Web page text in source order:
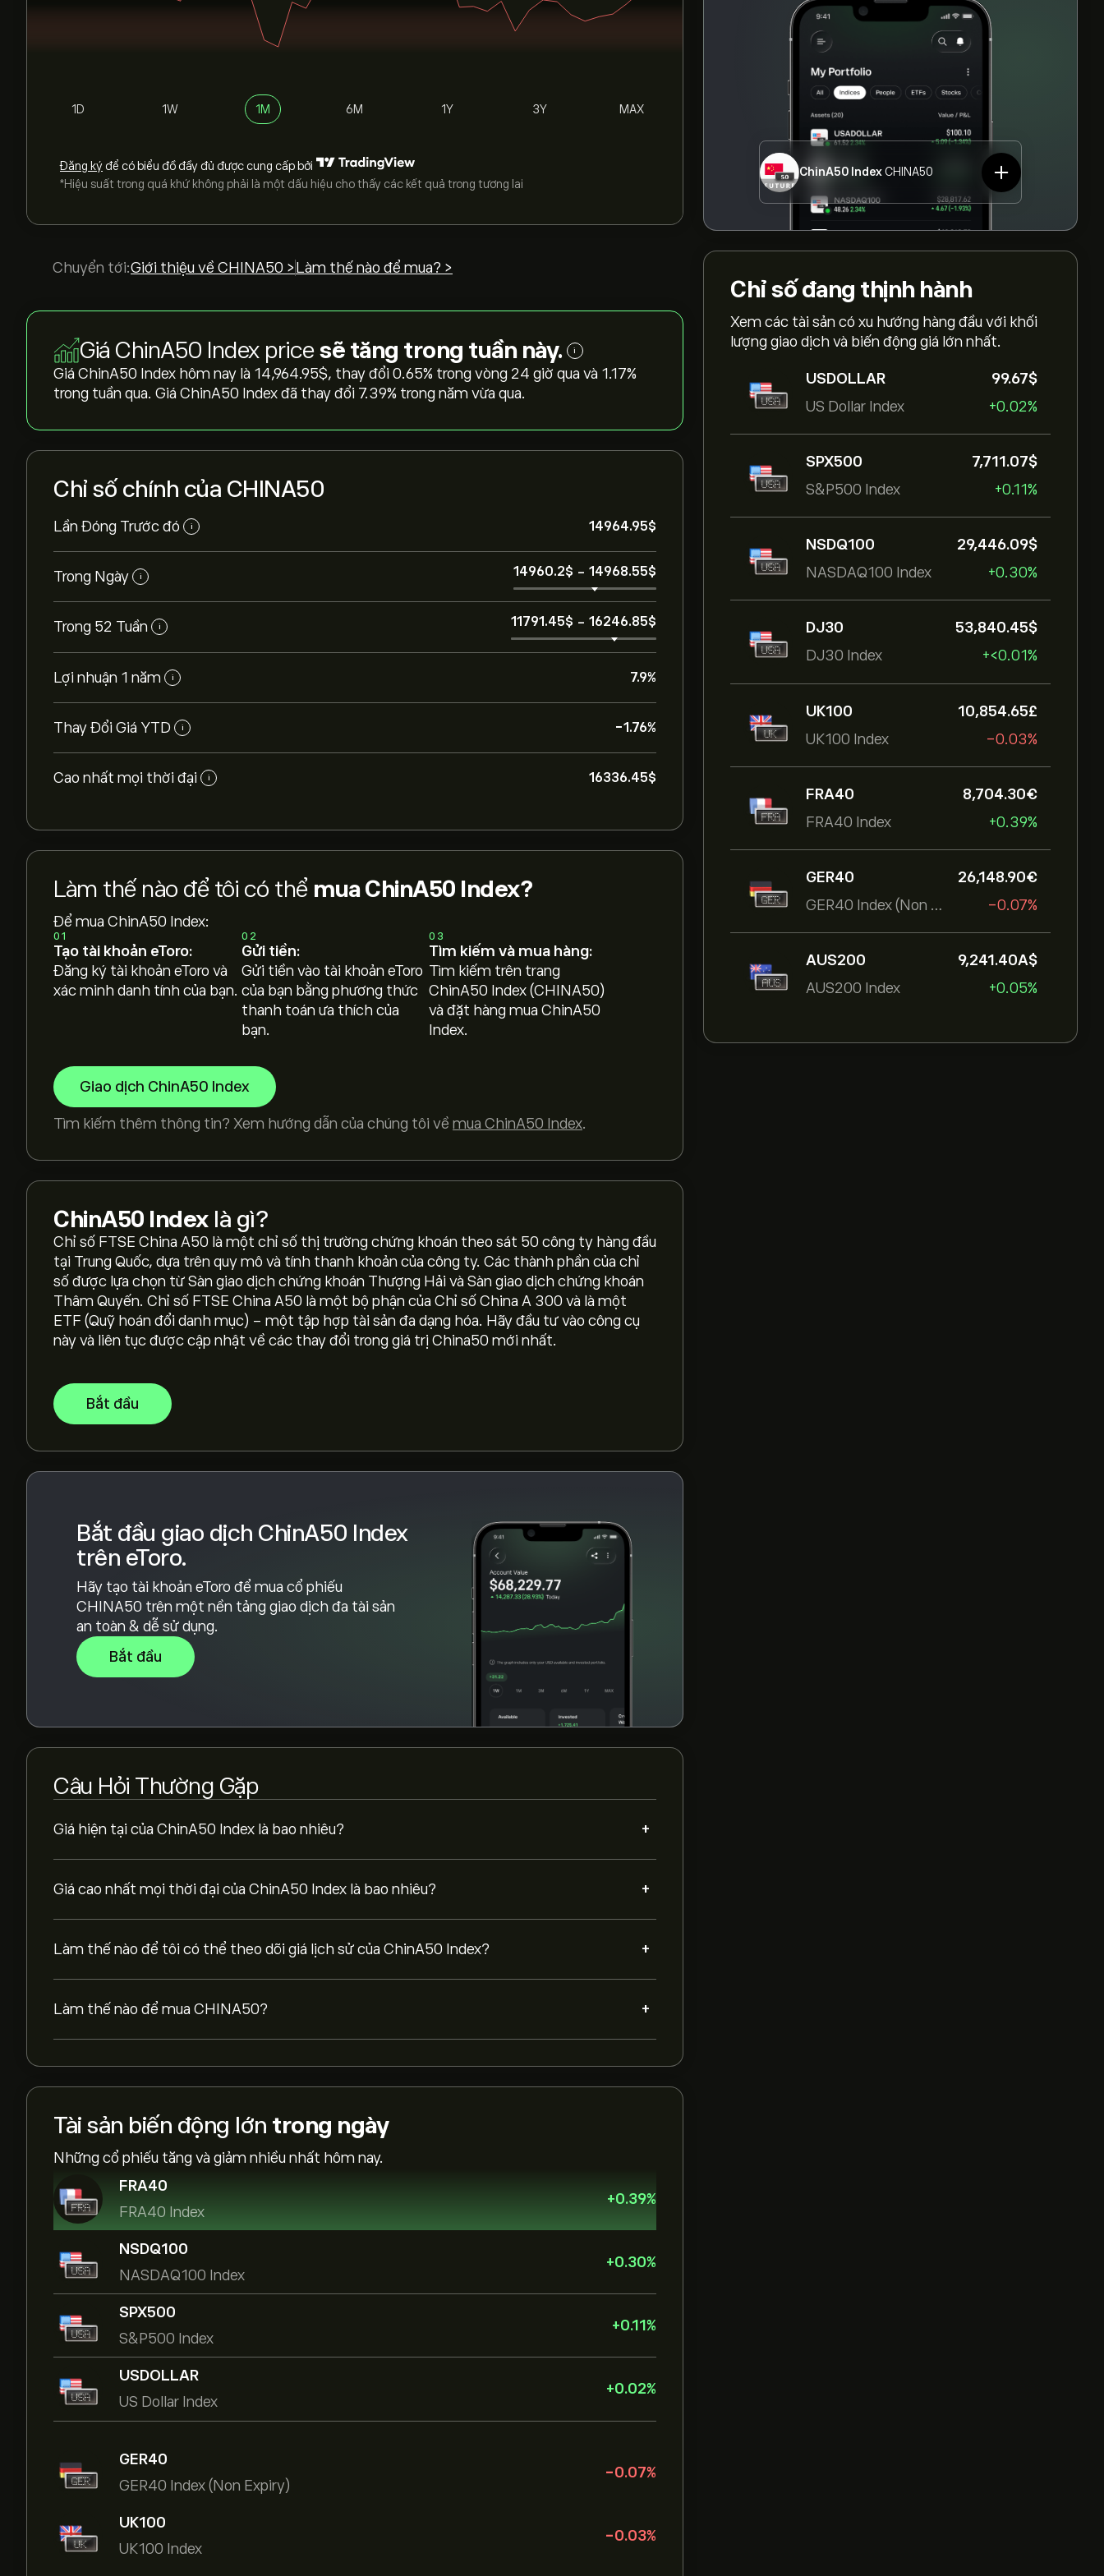
ChinA50 IndexCHINA50
Chỉ sốđang thịnh hành
Xem các tài sản có xu hướng hàng đầu với khối
lượng giao dịch và biến động giá lớn nhất.
USDOLLAR
US Dollar Index
99.67‎$‎
+0.02%
SPX500
S&P500 Index
7,711.07‎$‎
+0.11%
NSDQ100
NASDAQ100 Index
29,446.09‎$‎
+0.30%
DJ30
DJ30 Index
53,840.45‎$‎
+‎<‎0.01%
UK100
UK100 Index
10,854.65‎£‎
-0.03%
FRA40
FRA40 Index
8,704.30‎€‎
+0.39%
GER40
GER40 Index (Non Expiry)
26,148.90‎€‎
-0.07%
AUS200
AUS200 Index
9,241.40‎A$‎
+0.05%
1D 1W 1M 6M 1Y 3Y MAX
Đăng ký để có biểu đồ đầy đủ được cung cấp bởi
*Hiệu suất trong quá khứ không phải là một dấu hiệu cho thấy các kết quả trong tương lai
Chuyển tới:Giới thiệu về CHINA50 > Làm thế nào để mua? >
Giá ChinA50 Index pricesẽ tăng trong tuần này. i
Giá ChinA50 Index hôm nay là 14,964.95‎$‎, thay đổi ‎0.65‎% trong vòng 24 giờ qua và ‎1.17‎%
trong tuần qua. Giá ChinA50 Index đã thay đổi ‎7.39‎% trong năm vừa qua.
Chỉ số chính của CHINA50
Lần Đóng Trước đó i 14964.95‎$‎
Trong Ngày i 14960.2‎$‎ - 14968.55‎$‎
Trong 52 Tuần i 11791.45‎$‎ - 16246.85‎$‎
Lợi nhuận 1 năm i 7.9%
Thay Đổi Giá YTD i -1.76%
Cao nhất mọi thời đại i 16336.45‎$‎
Làm thế nào để tôi có thể mua ChinA50 Index?
Để mua ChinA50 Index:
01
Tạo tài khoản eToro:
Đăng ký tài khoản eToro và
xác minh danh tính của bạn.
02
Gửi tiền:
Gửi tiền vào tài khoản eToro
của bạn bằng phương thức
thanh toán ưa thích của
bạn.
03
Tìm kiếm và mua hàng:
Tìm kiếm trên trang
ChinA50 Index (CHINA50)
và đặt hàng mua ChinA50
Index.
Giao dịch ChinA50 Index
Tìm kiếm thêm thông tin? Xem hướng dẫn của chúng tôi về mua ChinA50 Index.
ChinA50 Indexlà gì?
Chỉ số FTSE China A50 là một chỉ số thị trường chứng khoán theo sát 50 công ty hàng đầu
tại Trung Quốc, dựa trên quy mô và tính thanh khoản của công ty. Các thành phần của chỉ
số được lựa chọn từ Sàn giao dịch chứng khoán Thượng Hải và Sàn giao dịch chứng khoán
Thâm Quyến. Chỉ số FTSE China A50 là một bộ phận của Chỉ số China A 300 và là một
ETF (Quỹ hoán đổi danh mục) - một tập hợp tài sản đa dạng hóa. Hãy đầu tư vào công cụ
này và liên tục được cập nhật về các thay đổi trong giá trị China50 mới nhất.
Bắt đầu
Bắt đầu giao dịch ChinA50 Index
trên eToro.
Hãy tạo tài khoản eToro để mua cổ phiếu
CHINA50 trên một nền tảng giao dịch đa tài sản
an toàn & dễ sử dụng.
Bắt đầu
Câu Hỏi Thường Gặp
Giá hiện tại của ChinA50 Index là bao nhiêu? +
Giá hiện tại của CHINA50 là 14,964.95‎$‎
Giá cao nhất mọi thời đại của ChinA50 Index là bao nhiêu? +
Giá cao nhất mọi thời đại của ChinA50 Index là 16,336.45‎$‎
Làm thế nào để tôi có thể theo dõi giá lịch sử của ChinA50 Index? +
Chọn khung thời gian "1D" hoặc "1W" trên biểu đồ eToro và thu nhỏ để xem biến động giá
lịch sử của ChinA50 Index. Giá của ChinA50 Index dao động trong khoảng từ 1,029.60‎$‎
trong năm qua.
Làm thế nào để mua CHINA50? +
bạn đã tạo tài khoản và nạp tiền, hãy nhấp vào nút "Giao dịch" và quyết định số lượng
ChinA50 Index bạn muốn mua. Bạn cũng có thể đặt lệnh mua CHINA50 ở một mức giá cụ
thể trong tương lai.
Tài sản biến động lớn trong ngày
Những cổ phiếu tăng và giảm nhiều nhất hôm nay.
FRA40
FRA40 Index
+0.39%
NSDQ100
NASDAQ100 Index
+0.30%
SPX500
S&P500 Index
+0.11 %
USDOLLAR
US Dollar Index
+0.02%
GER40
GER40 Index (Non Expiry)
-0.07%
UK100
UK100 Index
-0.03%